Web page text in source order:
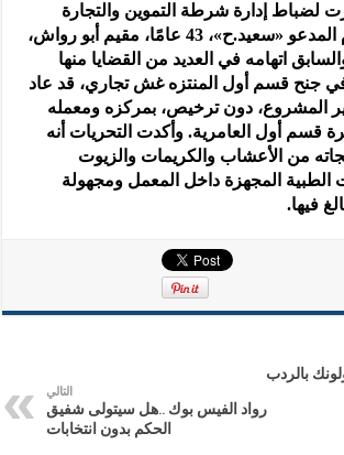
لضباط إدارة شرطة التموين والتجارة
الداخلية، تفيد قيام المدعو «سعيد.ح»، 43 عامًا، مقيم أبو رواش،
اتهامه في العديد من القضايا منها
جنح قسم أول المنتزه غش تجاري، قد عاد
المشروع، دون ترخيص، بمركزه ومعمله
قسم أول العامرية. وأكدت التحريات أنه
من الأعشاب والكريمات والزيوت
الطبية المجهزة داخل المعمل ومجهولة
فيها.
بالردب
التالي
رواد الفيس بوك ..هل سيتولى شفيق
الحكم بدون انتخابات